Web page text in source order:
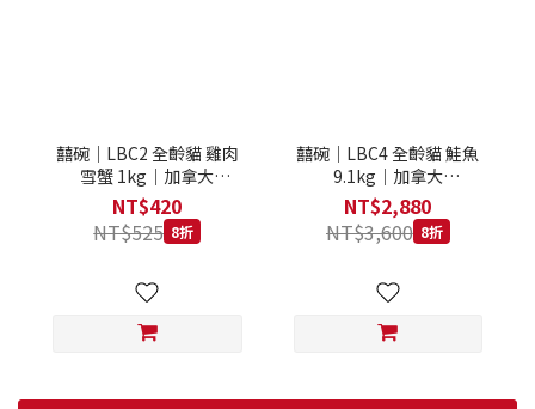
囍碗｜LBC2 全齡貓 雞肉
雪蟹 1kg｜加拿大
Loveabowl 天然無穀糧 1
公斤 成貓 無穀貓飼料
NT$420
NT$525 8折
囍碗｜LBC4 全齡貓 鮭魚
9.1kg｜加拿大
Loveabowl 天然無穀糧
9.1公斤 成貓 無穀貓飼料
NT$2,880
NT$3,600 8折